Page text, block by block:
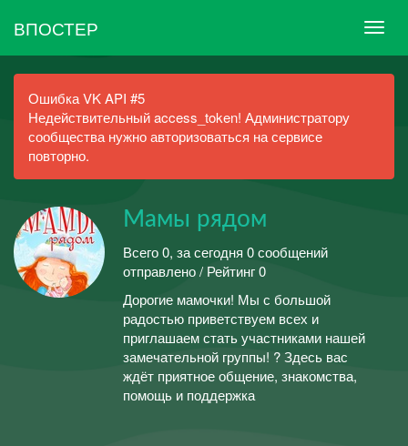
ВПОСТЕР
Ошибка VK API #5
Недействительный access_token! Администратору
сообщества нужно авторизоваться на сервисе
повторно.
Мамы рядом
Всего 0, за сегодня 0 сообщений
отправлено / Рейтинг 0
Дорогие мамочки! Мы с большой
радостью приветствуем всех и
приглашаем стать участниками нашей
замечательной группы! ? Здесь вас
ждёт приятное общение, знакомства,
помощь и поддержка